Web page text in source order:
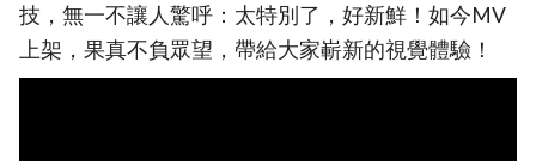
技，無一不讓人驚呼：太特別了，好新鮮！如今MV
上架，果真不負眾望，帶給大家嶄新的視覺體驗！